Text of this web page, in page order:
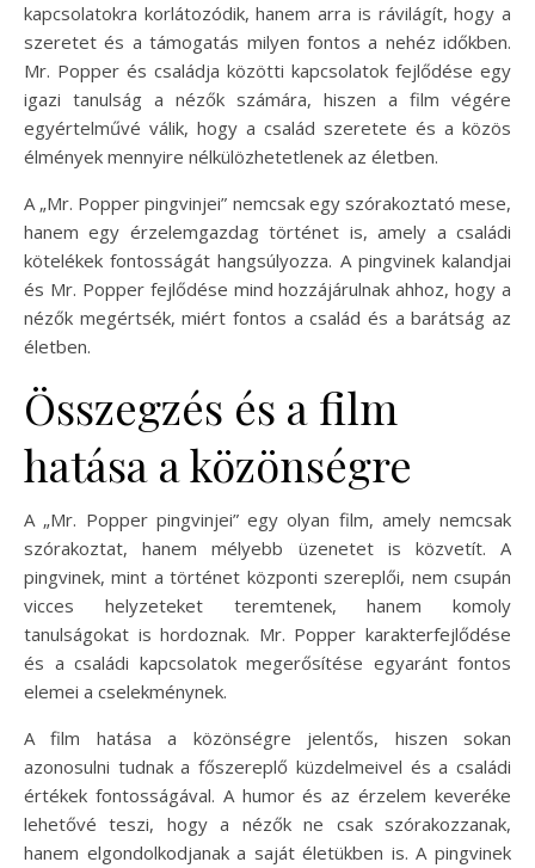
kapcsolatokra korlátozódik, hanem arra is rávilágít, hogy a
szeretet és a támogatás milyen fontos a nehéz időkben.
Mr. Popper és családja közötti kapcsolatok fejlődése egy
igazi tanulság a nézők számára, hiszen a film végére
egyértelművé válik, hogy a család szeretete és a közös
élmények mennyire nélkülözhetetlenek az életben.
A „Mr. Popper pingvinjei” nemcsak egy szórakoztató mese,
hanem egy érzelemgazdag történet is, amely a családi
kötelékek fontosságát hangsúlyozza. A pingvinek kalandjai
és Mr. Popper fejlődése mind hozzájárulnak ahhoz, hogy a
nézők megértsék, miért fontos a család és a barátság az
életben.
Összegzés és a film
hatása a közönségre
A „Mr. Popper pingvinjei” egy olyan film, amely nemcsak
szórakoztat, hanem mélyebb üzenetet is közvetít. A
pingvinek, mint a történet központi szereplői, nem csupán
vicces helyzeteket teremtenek, hanem komoly
tanulságokat is hordoznak. Mr. Popper karakterfejlődése
és a családi kapcsolatok megerősítése egyaránt fontos
elemei a cselekménynek.
A film hatása a közönségre jelentős, hiszen sokan
azonosulni tudnak a főszereplő küzdelmeivel és a családi
értékek fontosságával. A humor és az érzelem keveréke
lehetővé teszi, hogy a nézők ne csak szórakozzanak,
hanem elgondolkodjanak a saját életükben is. A pingvinek